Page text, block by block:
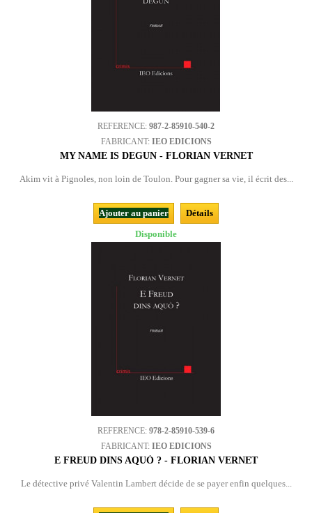
REFERENCE: 987-2-85910-540-2
FABRICANT: IEO EDICIONS
MY NAME IS DEGUN - FLORIAN VERNET
Akim vit à Pignoles, non loin de Toulon. Pour gagner sa vie, il écrit des...
Ajouter au panier
Détails
Disponible
REFERENCE: 978-2-85910-539-6
FABRICANT: IEO EDICIONS
E FREUD DINS AQUÒ ? - FLORIAN VERNET
Le détective privé Valentin Lambert décide de se payer enfin quelques...